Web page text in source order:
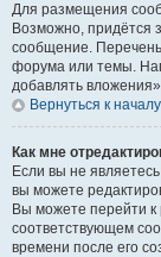
Для размещения
Возможно, придётся
сообщение.
форума или темы.
добавлять
Вернуться к началу
Как мне
Если вы не
вы можете
Вы можете перейти к
соответствующем
времени после его